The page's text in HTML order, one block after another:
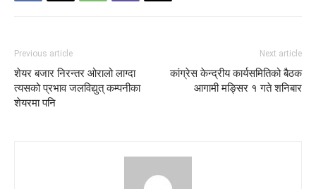
Previous article
शेयर बजार निरन्तर ओरालो लाग्दा
त्यसको प्रभाव जलविद्युत् कम्पनीका
शेयरमा पनि
Next article
कांग्रेस केन्द्रीय कार्यसमितिको बैठक
आगामी मङ्सिर १ गते शनिबार